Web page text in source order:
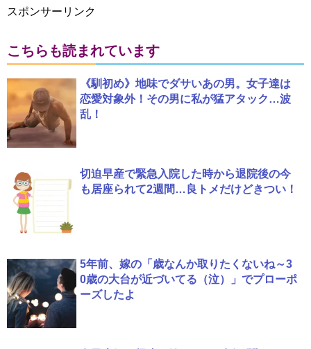
スポンサーリンク
こちらも読まれています
《馴初め》地味でダサいあの男。女子達は
恋愛対象外！その男に私が猛アタック…波
乱！
切迫早産で緊急入院した時から退院後の今
も居座られて2週間…良トメだけどきつい！
5年前、嫁の「歳なんか取りたくないね～3
0歳の大台が近づいてる（泣）」でプローポ
ーズしたよ